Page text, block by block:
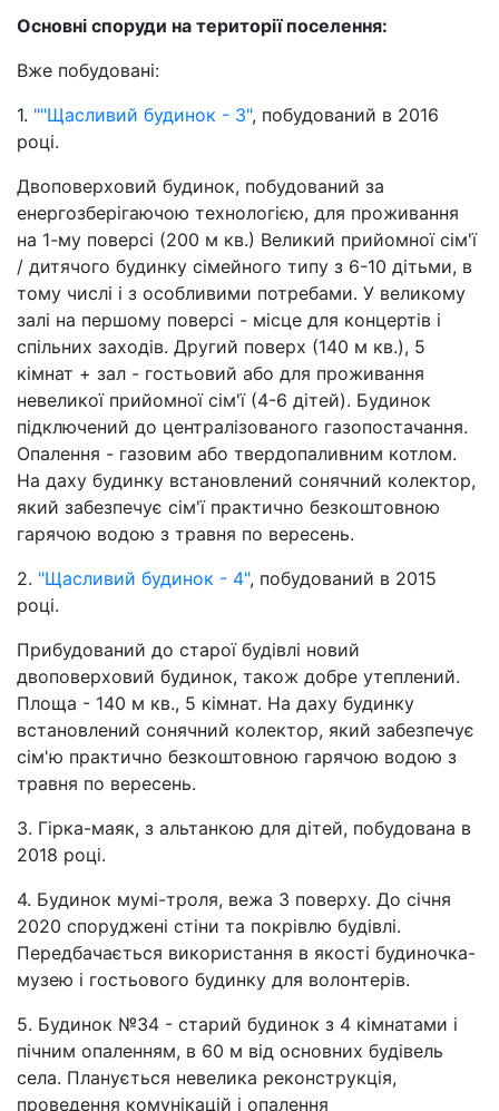
Основні споруди на території поселення:
Вже побудовані:
1. ""Щасливий будинок - 3", побудований в 2016
році.
Двоповерховий будинок, побудований за
енергозберігаючою технологією, для проживання
на 1-му поверсі (200 м кв.) Великий прийомної сім'ї
/ дитячого будинку сімейного типу з 6-10 дітьми, в
тому числі і з особливими потребами. У великому
залі на першому поверсі - місце для концертів і
спільних заходів. Другий поверх (140 м кв.), 5
кімнат + зал - гостьовий або для проживання
невеликої прийомної сім'ї (4-6 дітей). Будинок
підключений до централізованого газопостачання.
Опалення - газовим або твердопаливним котлом.
На даху будинку встановлений сонячний колектор,
який забезпечує сім'ї практично безкоштовною
гарячою водою з травня по вересень.
2. "Щасливий будинок - 4", побудований в 2015
році.
Прибудований до старої будівлі новий
двоповерховий будинок, також добре утеплений.
Площа - 140 м кв., 5 кімнат. На даху будинку
встановлений сонячний колектор, який забезпечує
сім'ю практично безкоштовною гарячою водою з
травня по вересень.
3. Гірка-маяк, з альтанкою для дітей, побудована в
2018 році.
4. Будинок мумі-троля, вежа 3 поверху. До січня
2020 споруджені стіни та покрівлю будівлі.
Передбачається використання в якості будиночка-
музею і гостьового будинку для волонтерів.
5. Будинок №34 - старий будинок з 4 кімнатами і
пічним опаленням, в 60 м від основних будівель
села. Планується невелика реконструкція,
проведення комунікацій і опалення